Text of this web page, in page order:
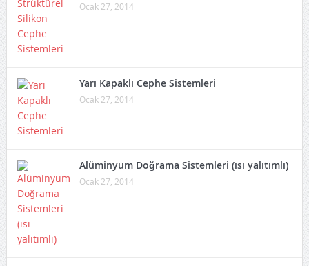
Ocak 27, 2014
Yarı Kapaklı Cephe Sistemleri
Ocak 27, 2014
Alüminyum Doğrama Sistemleri (ısı yalıtımlı)
Ocak 27, 2014